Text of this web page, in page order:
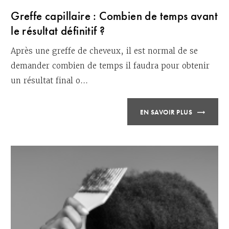
Greffe capillaire : Combien de temps avant
le résultat définitif ?
Après une greffe de cheveux, il est normal de se
demander combien de temps il faudra pour obtenir
un résultat final o...
EN SAVOIR PLUS